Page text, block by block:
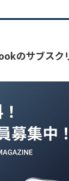
のサブスク